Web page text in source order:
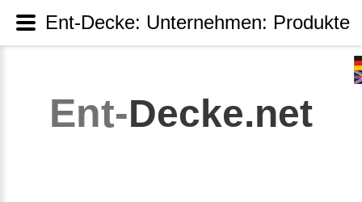
Ent-Decke.net
Ent-Decke: Unternehmen: Produkte